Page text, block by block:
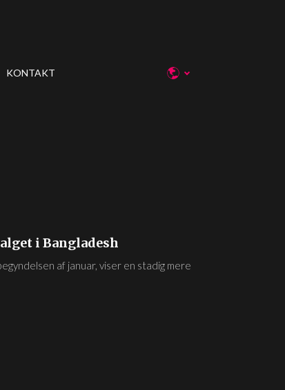
KONTAKT
i Bangladesh
af januar, viser en stadig mere